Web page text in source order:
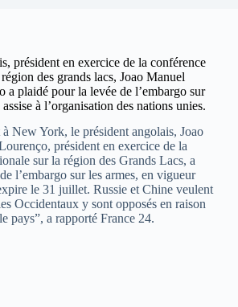
président en exercice de la conférence
des grands lacs, Joao Manuel
a plaidé pour la levée de l’embargo sur
à l’organisation des nations unies.
à New York, le président angolais, Joao
président en exercice de la
sur la région des Grands Lacs, a
l’embargo sur les armes, en vigueur
le 31 juillet. Russie et Chine veulent
Occidentaux y sont opposés en raison
pays”, a rapporté France 24.